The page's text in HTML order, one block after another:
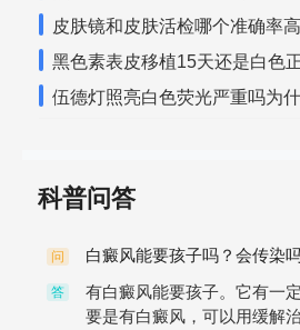
皮肤镜和皮肤活检哪个准确率高
黑色素表皮移植15天还是白色
伍德灯照亮白色荧光严重吗为
科普问答
问 白癜风能要孩子吗？会传染
答
有白癜风能要孩子。它有一
要是有白癜风，可以用缓解